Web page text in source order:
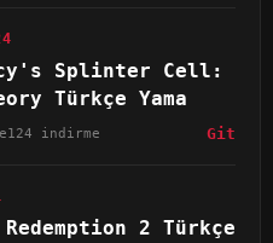
Splinter Cell:
Türkçe Yama
124 indirme Git
Redemption 2 Türkçe